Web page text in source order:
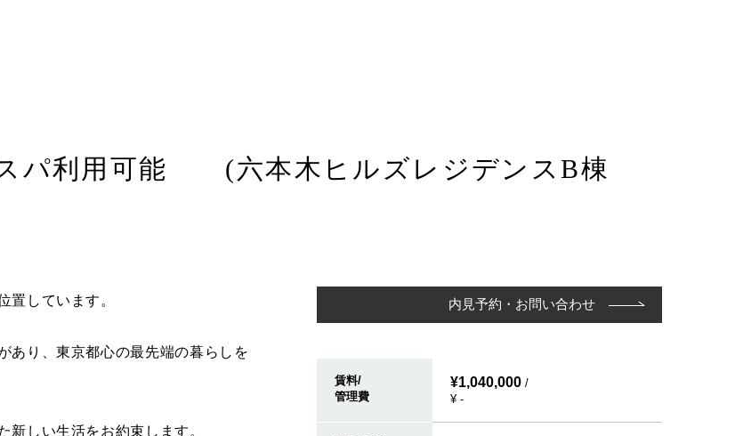
パ利用可能 (六本木ヒルズレジデンスB棟
しています。
あり、東京都心の最先端の暮らしを
しい生活をお約束します。
内見予約・お問い合わせ
賃料/
管理費
¥1,040,000/
¥ -